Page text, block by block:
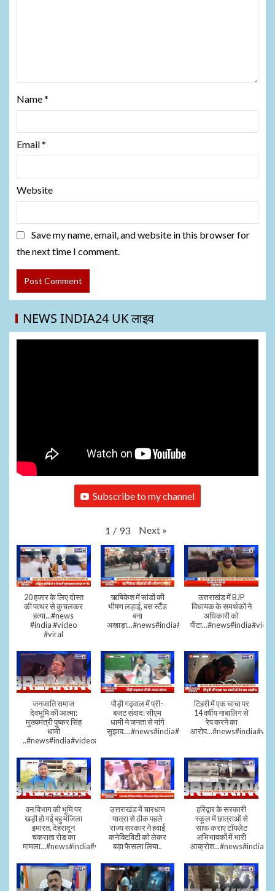
Name*
Email*
Website
Save my name, email, and website in this browser for
the next time I comment.
NEWS INDIA24 UK लाइव
Subscribe to my channel
1 / 93 Next »
20 हजार के लिए दोस्त
की पत्थर से कुचलकर
हत्या...#news
#india #video
#viral
ऋषिकेश में सांडों की
भीषण लड़ाई, बस स्टैंड
बना
अखाड़ा...#news#india#video#viral
उत्तराखंड में BJP
विधायक के समर्थकों ने
अधिकारी को
जनजाति समाज
देवभूमि की आत्मा:
मुख्यमंत्री पुष्कर सिंह
धामी
..#news#india#video#viral
पौड़ी गढ़वाल में प्री-
बजट संवाद: सीएम
धामी ने जनता से मांगे
सुझाव....#news#india#video#viral
टिहरी में एक चाचा पर
14 वर्षीय नाबालिग से
रेप करने का
वन विभाग की भूमि पर
खड़ी हो गई बहु मंजिला
इमारत, देहरादून
चकराता रोड का
मामला...#news#india#video
उत्तराखंड में चारधाम
यात्रा से ठीक पहले
राज्य सरकार ने हवाई
कनेक्टिविटी को लेकर
बड़ा फैसला लिया..
हरिद्वार के सरकारी
स्कूल में छात्राओं से
साफ कराए टॉयलेट
अभिभावकों में भारी
आक्रोश...#news#india